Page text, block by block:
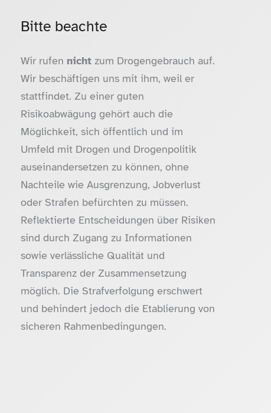
Bitte beachte
Wir rufen nicht zum Drogengebrauch auf.
Wir beschäftigen uns mit ihm, weil er
stattfindet. Zu einer guten
Risikoabwägung gehört auch die
Möglichkeit, sich öffentlich und im
Umfeld mit Drogen und Drogenpolitik
auseinandersetzen zu können, ohne
Nachteile wie Ausgrenzung, Jobverlust
oder Strafen befürchten zu müssen.
Reflektierte Entscheidungen über Risiken
sind durch Zugang zu Informationen
sowie verlässliche Qualität und
Transparenz der Zusammensetzung
möglich. Die Strafverfolgung erschwert
und behindert jedoch die Etablierung von
sicheren Rahmenbedingungen.